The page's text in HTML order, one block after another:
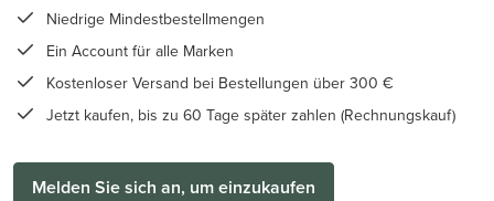
Niedrige Mindestbestellmengen
Ein Account für alle Marken
Kostenloser Versand bei Bestellungen über 300 €
Jetzt kaufen, bis zu 60 Tage später zahlen (Rechnungskauf)
Melden Sie sich an, um einzukaufen